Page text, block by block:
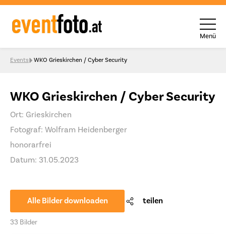
Skip to content
Menü
Events WKO Grieskirchen / Cyber Security
WKO Grieskirchen / Cyber Security
Ort: Grieskirchen
Fotograf: Wolfram Heidenberger
honorarfrei
Datum: 31.05.2023
Alle Bilder downloaden teilen
33 Bilder